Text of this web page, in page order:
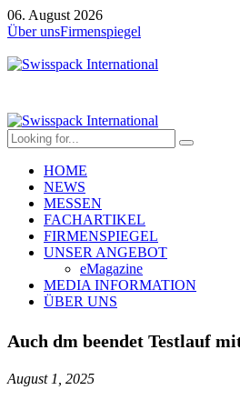
06. August 2026
Über unsFirmenspiegel
HOME
NEWS
MESSEN
FACHARTIKEL
FIRMENSPIEGEL
UNSER ANGEBOT
eMagazine
MEDIA INFORMATION
ÜBER UNS
Auch dm beendet Testlauf
August 1, 2025